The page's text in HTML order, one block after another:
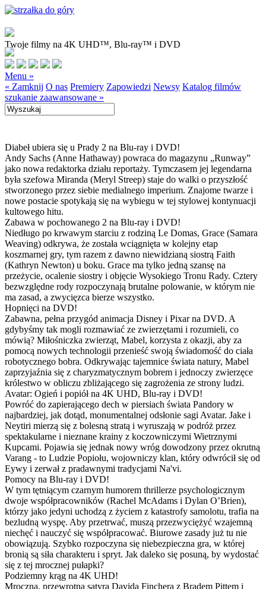
Twoje filmy na 4K UHD™, Blu-ray™ i DVD
Menu »
« Zamknij O nas Premiery Zapowiedzi Newsy Katalog filmów
szukanie zaawansowane »
Diabeł ubiera się u Prady 2 na Blu-ray i DVD!
Andy Sachs (Anne Hathaway) powraca do magazynu „Runway”
jako nowa redaktorka działu reportaży. Tymczasem jej legendarna
była szefowa Miranda (Meryl Streep) staje do walki o przyszłość
stworzonego przez siebie medialnego imperium. Znajome twarze i
nowe postacie spotykają się na wybiegu w tej stylowej kontynuacji
kultowego hitu.
Zabawa w pochowanego 2 na Blu-ray i DVD!
Niedługo po krwawym starciu z rodziną Le Domas, Grace (Samara
Weaving) odkrywa, że została wciągnięta w kolejny etap
koszmarnej gry, tym razem z dawno niewidzianą siostrą Faith
(Kathryn Newton) u boku. Grace ma tylko jedną szansę na
przeżycie, ocalenie siostry i objęcie Wysokiego Tronu Rady. Cztery
bezwzględne rody rozpoczynają brutalne polowanie, w którym nie
ma zasad, a zwycięzca bierze wszystko.
Hopnięci na DVD!
Zabawna, pełna przygód animacja Disney i Pixar na DVD. A
gdybyśmy tak mogli rozmawiać ze zwierzętami i rozumieli, co
mówią? Miłośniczka zwierząt, Mabel, korzysta z okazji, aby za
pomocą nowych technologii przenieść swoją świadomość do ciała
robotycznego bobra. Odkrywając tajemnice świata natury, Mabel
zaprzyjaźnia się z charyzmatycznym bobrem i jednoczy zwierzęce
królestwo w obliczu zbliżającego się zagrożenia ze strony ludzi.
Avatar: Ogień i popiół na 4K UHD, Blu-ray i DVD!
Powróć do zapierającego dech w piersiach świata Pandory w
najbardziej, jak dotąd, monumentalnej odsłonie sagi Avatar. Jake i
Neytiri mierzą się z bolesną stratą i wyruszają w podróż przez
spektakularne i nieznane krainy z koczowniczymi Wietrznymi
Kupcami. Pojawia się jednak nowy wróg dowodzony przez okrutną
Varang - to Ludzie Popiołu, wojowniczy klan, który odwrócił się od
Eywy i zerwał z pradawnymi tradycjami Na'vi.
Pomocy na Blu-ray i DVD!
W tym tętniącym czarnym humorem thrillerze psychologicznym
dwoje współpracowników (Rachel McAdams i Dylan O’Brien),
którzy jako jedyni uchodzą z życiem z katastrofy samolotu, trafia na
bezludną wyspę. Aby przetrwać, muszą przezwyciężyć wzajemną
niechęć i nauczyć się współpracować. Biurowe zasady już tu nie
obowiązują. Szybko rozpoczyna się niebezpieczna gra, w której
bronią są siła charakteru i spryt. Jak daleko się posuną, by wydostać
się z tej mrocznej pułapki?
Podziemny krąg na 4K UHD!
Mroczna, przewrotna satyra Davida Finchera z Bradem Pittem i